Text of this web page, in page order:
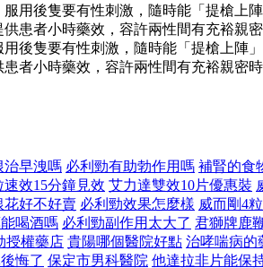
用後隻要有性刺激，隨時能「提槍上
患者小時藥效，容許兩性間有充裕親
後隻要有性刺激，隨時能「提槍上陣
者小時藥效，容許兩性間有充裕親密
治早洩嗎 必利勁有助勃作用嗎 補腎的食
速效15分鐘見效 艾力達雙效10片優惠裝
花好不好賣 必利勁效果怎麼樣 威而剛4
喝酒嗎 必利勁副作用太大了 君獅牌鹿
授權藥店 貴陽哪個醫院好點 治哮喘病的
悔了 保定市男科醫院 他達拉非片能保